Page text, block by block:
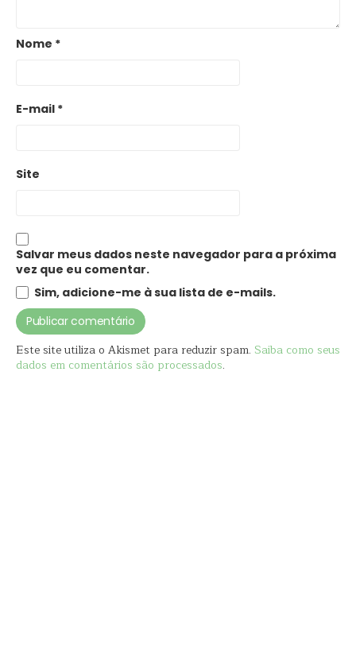
Nome *
E-mail *
Site
Salvar meus dados neste navegador para a próxima
vez que eu comentar.
Sim, adicione-me à sua lista de e-mails.
Este site utiliza o Akismet para reduzir spam. Saiba como seus
dados em comentários são processados.